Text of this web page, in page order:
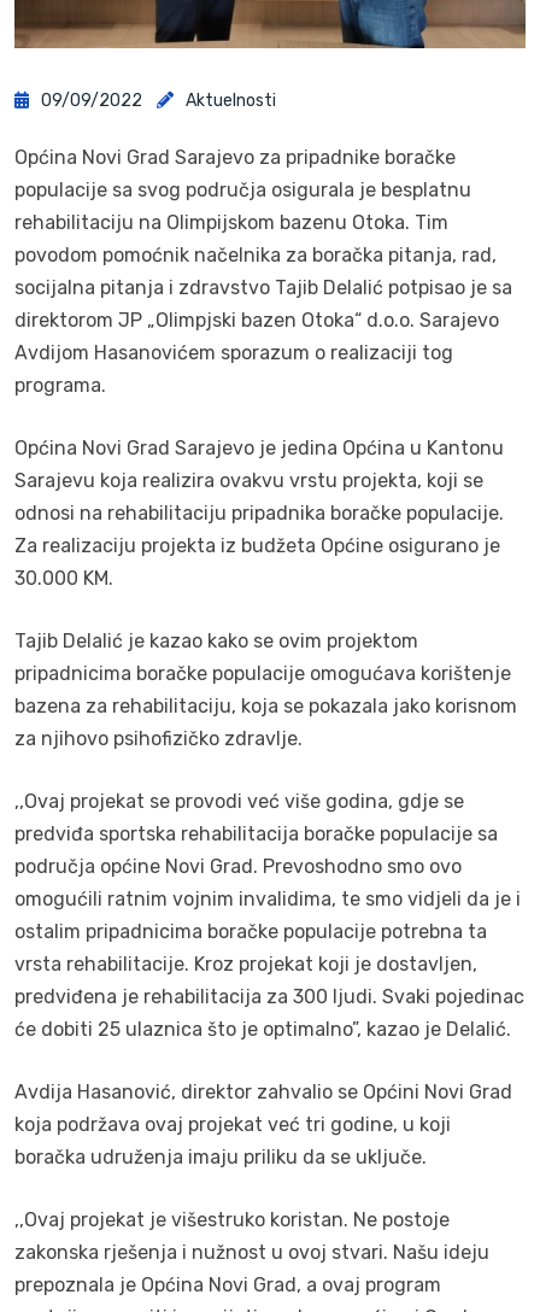
09/09/2022 Aktuelnosti
Općina Novi Grad Sarajevo za pripadnike boračke
populacije sa svog područja osigurala je besplatnu
rehabilitaciju na Olimpijskom bazenu Otoka. Tim
povodom pomoćnik načelnika za boračka pitanja, rad,
socijalna pitanja i zdravstvo Tajib Delalić potpisao je sa
direktorom JP „Olimpjski bazen Otoka“ d.o.o. Sarajevo
Avdijom Hasanovićem sporazum o realizaciji tog
programa.
Općina Novi Grad Sarajevo je jedina Općina u Kantonu
Sarajevu koja realizira ovakvu vrstu projekta, koji se
odnosi na rehabilitaciju pripadnika boračke populacije.
Za realizaciju projekta iz budžeta Općine osigurano je
30.000 KM.
Tajib Delalić je kazao kako se ovim projektom
pripadnicima boračke populacije omogućava korištenje
bazena za rehabilitaciju, koja se pokazala jako korisnom
za njihovo psihofizičko zdravlje.
,,Ovaj projekat se provodi već više godina, gdje se
predviđa sportska rehabilitacija boračke populacije sa
područja općine Novi Grad. Prevoshodno smo ovo
omogućili ratnim vojnim invalidima, te smo vidjeli da je i
ostalim pripadnicima boračke populacije potrebna ta
vrsta rehabilitacije. Kroz projekat koji je dostavljen,
predviđena je rehabilitacija za 300 ljudi. Svaki pojedinac
će dobiti 25 ulaznica što je optimalno”, kazao je Delalić.
Avdija Hasanović, direktor zahvalio se Općini Novi Grad
koja podržava ovaj projekat već tri godine, u koji
boračka udruženja imaju priliku da se uključe.
,,Ovaj projekat je višestruko koristan. Ne postoje
zakonska rješenja i nužnost u ovoj stvari. Našu ideju
prepoznala je Općina Novi Grad, a ovaj program